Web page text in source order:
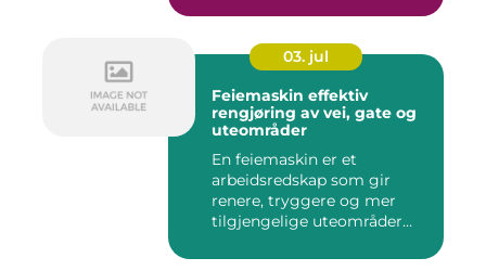
03. jul
Feiemaskin effektiv
rengjøring av vei, gate og
uteområder
En feiemaskin er et
arbeidsredskap som gir
renere, tryggere og mer
tilgjengelige uteområder